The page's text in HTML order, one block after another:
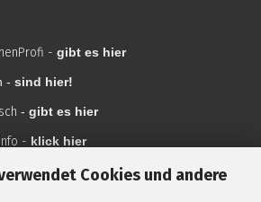
Cookies und andere
- gibt es hier
- sind hier!
- gibt es hier
- klick hier
Infos